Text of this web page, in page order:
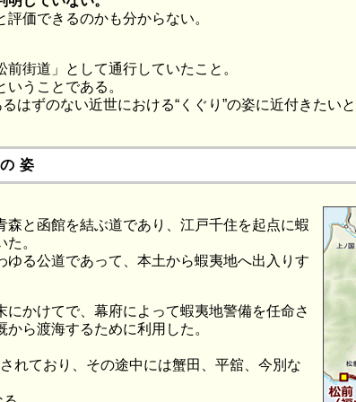
価できるのかも分からない。
街道」として通行していたこと。
うことである。
はずのない近世における“くぐり”の姿に近付きたい
姿
と函館を結ぶ道であり、江戸千住を起点に蝦
。
る公道であって、本土から蝦夷地へ出入りす
かけてで、幕府によって蝦夷地警備を任命さ
ら渡海するために利用した。
れており、その途中には蟹田、平舘、今別な